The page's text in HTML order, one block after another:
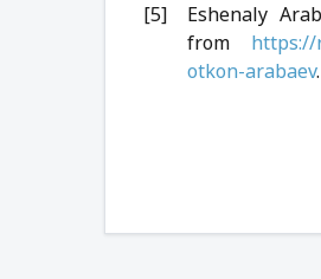
Eshenaly
from https://
otkon-arabaev.